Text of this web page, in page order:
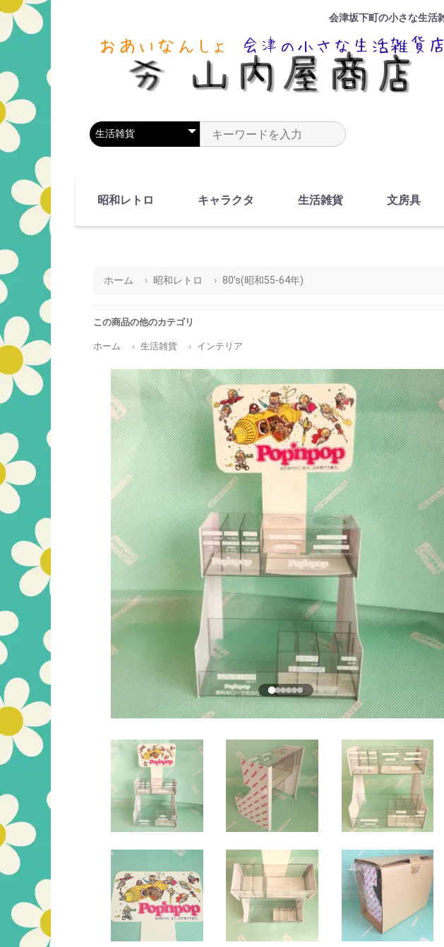
会津坂下町の小さな生活
商品カテゴリを選択 商品名やキーワードを入力
昭和レトロ キャラクタ 生活雑貨 文房具
ホーム 昭和レトロ 80's(昭和55-64年)
この商品の他のカテゴリ
ホーム 生活雑貨 インテリア